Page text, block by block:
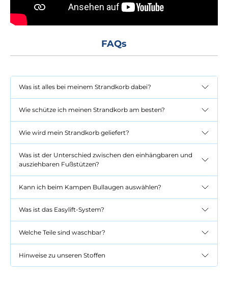
FAQs
Was ist alles bei meinem Strandkorb dabei?
Wie schütze ich meinen Strandkorb am besten?
Wie wird mein Strandkorb geliefert?
Was ist der Unterschied zwischen den einhängbaren und
ausziehbaren Fußstützen?
Kann ich beim Kampen Bullaugen auswählen?
Was ist das Easylift-System?
Welche Teile sind waschbar?
Hinweise zu unseren Stoffen